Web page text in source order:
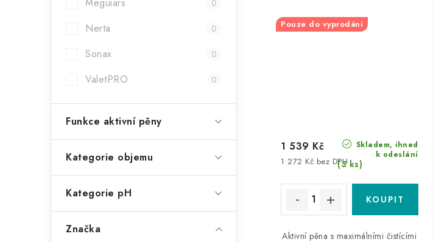
0
Nerta 0
Sonax 0
ValetPRO 0
Funkce aktivní pěny
Kategorie objemu
Kategorie pH
Značka
Pouze do vyprodání
Skladem, ihned
k odeslání
(3 ks)
1 272 Kč bez DPH
1 539 Kč
Aktivní pěna s maximálními čistícími